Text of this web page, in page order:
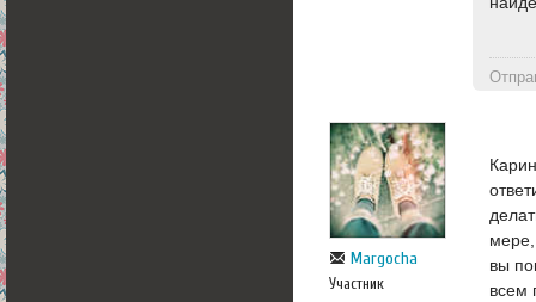
Margocha
Участник
мере,
вы
всем